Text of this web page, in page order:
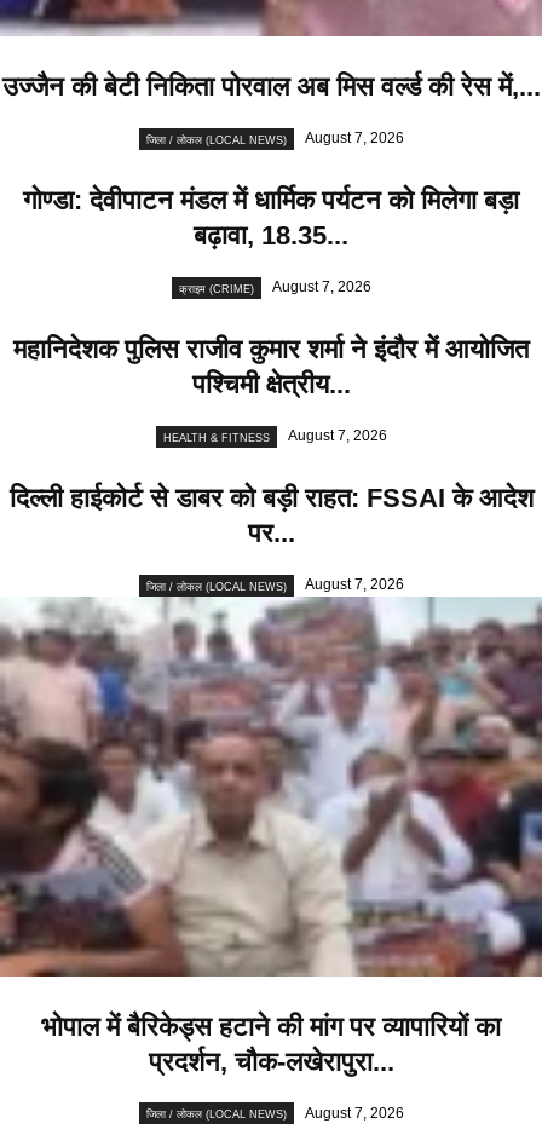
उज्जैन की बेटी निकिता पोरवाल अब मिस वर्ल्ड की रेस में,...
जिला / लोकल (LOCAL NEWS) August 7, 2026
गोण्डा: देवीपाटन मंडल में धार्मिक पर्यटन को मिलेगा बड़ा
बढ़ावा, 18.35...
क्राइम (CRIME) August 7, 2026
महानिदेशक पुलिस राजीव कुमार शर्मा ने इंदौर में आयोजित
पश्चिमी क्षेत्रीय...
HEALTH & FITNESS August 7, 2026
दिल्ली हाईकोर्ट से डाबर को बड़ी राहत: FSSAI के आदेश
पर...
जिला / लोकल (LOCAL NEWS) August 7, 2026
भोपाल में बैरिकेड्स हटाने की मांग पर व्यापारियों का
प्रदर्शन, चौक-लखेरापुरा...
जिला / लोकल (LOCAL NEWS) August 7, 2026